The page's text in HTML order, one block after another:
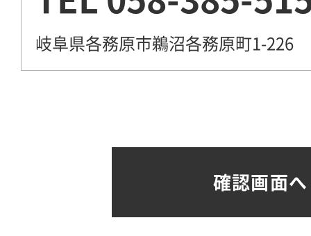
岐阜県各務原市鵜沼各務原町1-226